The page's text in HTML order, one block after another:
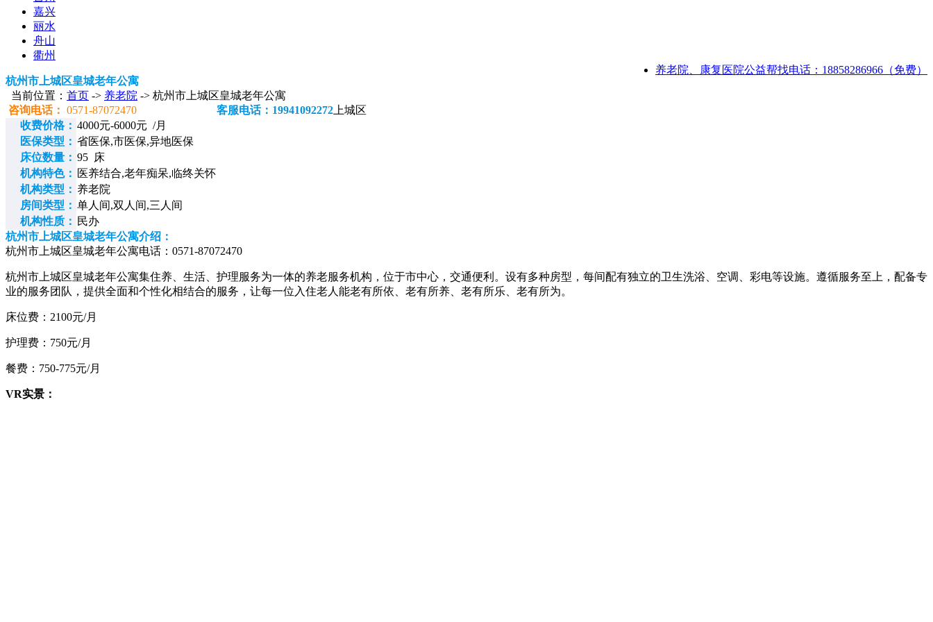
嘉兴
丽水
舟山
衢州
养老院、康复医院公益帮找电话：18858286966（免费）
杭州市上城区皇城老年公寓
当前位置： 首页 -> 养老院 -> 杭州市上城区皇城老年公寓
咨询电话： 0571-87072470 客服电话：19941092272 上城区
收费价格： 4000元-6000元 /月
医保类型： 省医保,市医保,异地医保
床位数量： 95 床
机构特色： 医养结合,老年痴呆,临终关怀
机构类型： 养老院
房间类型： 单人间,双人间,三人间
机构性质： 民办
杭州市上城区皇城老年公寓介绍：
杭州市上城区皇城老年公寓电话：0571-87072470
杭州市上城区皇城老年公寓集住养、生活、护理服务为一体的养老服务机构，位于市中心，交通便利。设有多种房型，每间配有独立的卫生洗浴、空调、彩电等设施。遵循服务至上，配备专
业的服务团队，提供全面和个性化相结合的服务，让每一位入住老人能老有所依、老有所养、老有所乐、老有所为。
床位费：2100元/月
护理费：750元/月
餐费：750-775元/月
VR实景：